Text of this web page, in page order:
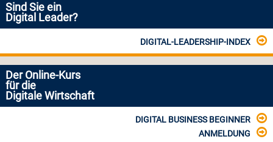
Sind Sie ein
Digital Leader?
DIGITAL-LEADERSHIP-INDEX
Der Online-Kurs
für die
Digitale Wirtschaft
DIGITAL BUSINESS BEGINNER
ANMELDUNG